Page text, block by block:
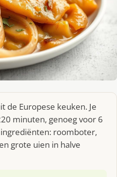
de Europese keuken. Je
minuten, genoeg voor 6
roomboter,
grote uien in halve